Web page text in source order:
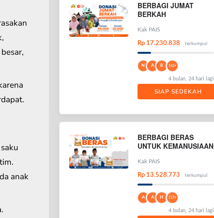
anak
BERBAGI JUMAT
BERKAH
Kak PAIS
Rp 17.230.838 terkumpul
N A R 143+
4 bulan, 24 hari lagi
SIAP SEDEKAH
BERBAGI BERAS
UNTUK KEMANUSIAAN
Kak PAIS
Rp 13.528.773 terkumpul
A A H 117+
4 bulan, 24 hari lagi